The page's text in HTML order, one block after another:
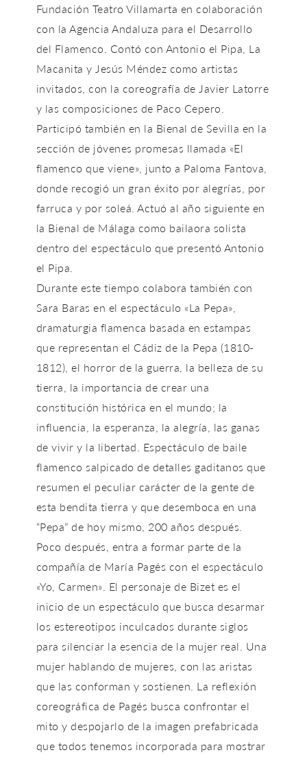
Fundación Teatro Villamarta en colaboración
con la Agencia Andaluza para el Desarrollo
del Flamenco. Contó con Antonio el Pipa, La
Macanita y Jesús Méndez como artistas
invitados, con la coreografía de Javier Latorre
y las composiciones de Paco Cepero.
Participó también en la Bienal de Sevilla en la
sección de jóvenes promesas llamada «El
flamenco que viene», junto a Paloma Fantova,
donde recogió un gran éxito por alegrías, por
farruca y por soleá. Actuó al año siguiente en
la Bienal de Málaga como bailaora solista
dentro del espectáculo que presentó Antonio
el Pipa.
Durante este tiempo colabora también con
Sara Baras en el espectáculo «La Pepa»,
dramaturgia flamenca basada en estampas
que representan el Cádiz de la Pepa (1810-
1812), el horror de la guerra, la belleza de su
tierra, la importancia de crear una
constitución histórica en el mundo; la
influencia, la esperanza, la alegría, las ganas
de vivir y la libertad. Espectáculo de baile
flamenco salpicado de detalles gaditanos que
resumen el peculiar carácter de la gente de
esta bendita tierra y que desemboca en una
“Pepa” de hoy mismo, 200 años después.
Poco después, entra a formar parte de la
compañía de María Pagés con el espectáculo
«Yo, Carmen». El personaje de Bizet es el
inicio de un espectáculo que busca desarmar
los estereotipos inculcados durante siglos
para silenciar la esencia de la mujer real. Una
mujer hablando de mujeres, con las aristas
que las conforman y sostienen. La reflexión
coreográfica de Pagés busca confrontar el
mito y despojarlo de la imagen prefabricada
que todos tenemos incorporada para mostrar